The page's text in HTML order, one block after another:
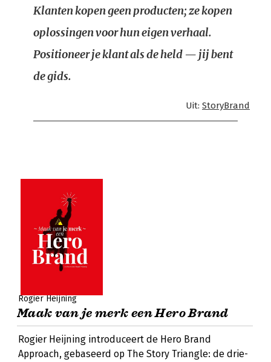
Klanten kopen geen producten; ze kopen
oplossingen voor hun eigen verhaal.
Positioneer je klant als de held — jij bent
de gids.
Uit: StoryBrand
Rogier Heijning
Maak van je merk een Hero Brand
Rogier Heijning introduceert de Hero Brand
Approach, gebaseerd op The Story Triangle: de drie-